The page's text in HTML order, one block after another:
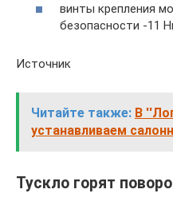
винты крепления
безопасности -11
Источник
Читайте также: В
устанавливаем
Тускло горят